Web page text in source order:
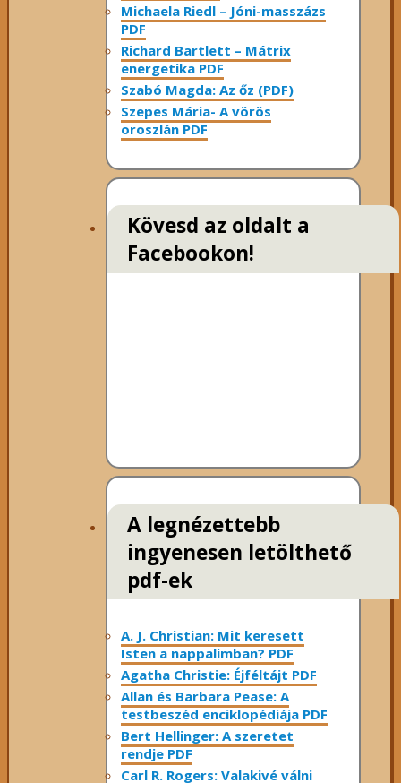
Michaela Riedl – Jóni-masszázs
PDF
Richard Bartlett – Mátrix
energetika PDF
Szabó Magda: Az őz (PDF)
Szepes Mária- A vörös
oroszlán PDF
Kövesd az oldalt a
Facebookon!
A legnézettebb
ingyenesen letölthető
pdf-ek
A. J. Christian: Mit keresett
Isten a nappalimban? PDF
Agatha Christie: Éjféltájt PDF
Allan és Barbara Pease: A
testbeszéd enciklopédiája PDF
Bert Hellinger: A ​szeretet
rendje PDF
Carl R. Rogers: Valakivé válni